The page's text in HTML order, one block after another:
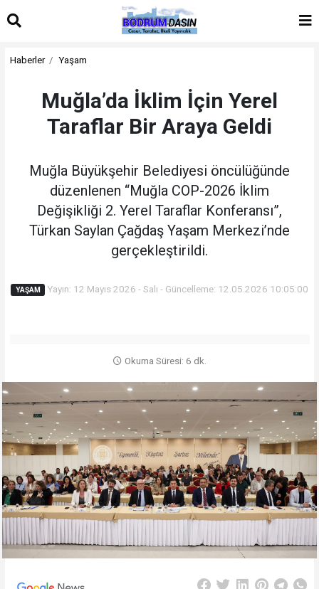
Haberler Yaşam
Muğla’da İklim İçin Yerel
Taraflar Bir Araya Geldi
Muğla Büyükşehir Belediyesi öncülüğünde
düzenlenen “Muğla COP-2026 İklim
Değişikliği 2. Yerel Taraflar Konferansı”,
Türkan Saylan Çağdaş Yaşam Merkezi’nde
gerçekleştirildi.
YAŞAM Yayın: 12 Mayıs 2026 - Salı - Güncelleme: 12.05.2026 10:05:00
Okuma Süresi: 6 dk.